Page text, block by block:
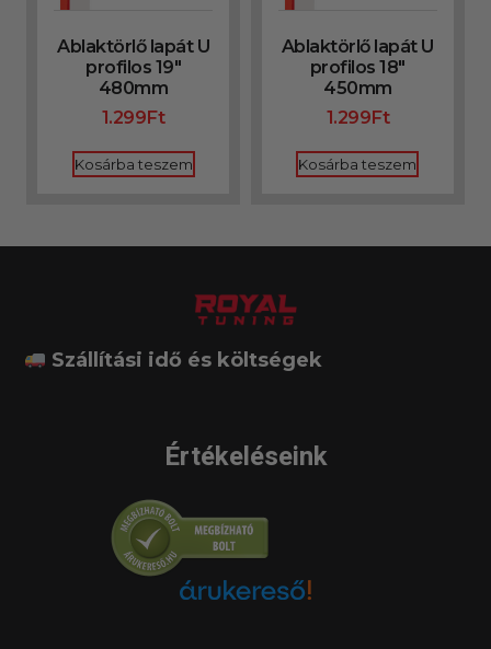
Ablaktörlő lapát U
profilos 19″
480mm
1.299Ft
Kosárba teszem
Ablaktörlő lapát U
profilos 18″
450mm
1.299Ft
Kosárba teszem
Szállítási idő és költségek
Értékeléseink